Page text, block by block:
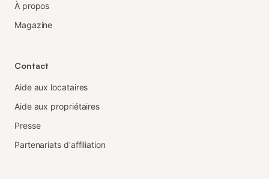
À propos
Magazine
Contact
Aide aux locataires
Aide aux propriétaires
Presse
Partenariats d'affiliation